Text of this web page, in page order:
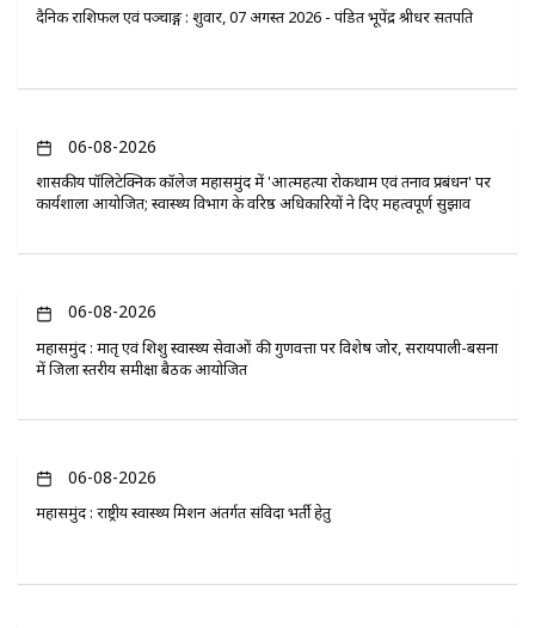
दैनिक राशिफल एवं पञ्चाङ्ग : शुक्रवार, 07 अगस्त 2026 - पंडित भूपेंद्र श्रीधर सतपति
06-08-2026
​शासकीय पॉलिटेक्निक कॉलेज महासमुंद में 'आत्महत्या रोकथाम एवं तनाव प्रबंधन' पर
कार्यशाला आयोजित; स्वास्थ्य विभाग के वरिष्ठ अधिकारियों ने दिए महत्वपूर्ण सुझाव
06-08-2026
महासमुंद : मातृ एवं शिशु स्वास्थ्य सेवाओं की गुणवत्ता पर विशेष जोर, सरायपाली-बसना
में जिला स्तरीय समीक्षा बैठक आयोजित
06-08-2026
महासमुंद : राष्ट्रीय स्वास्थ्य मिशन अंतर्गत संविदा भर्ती हेतु